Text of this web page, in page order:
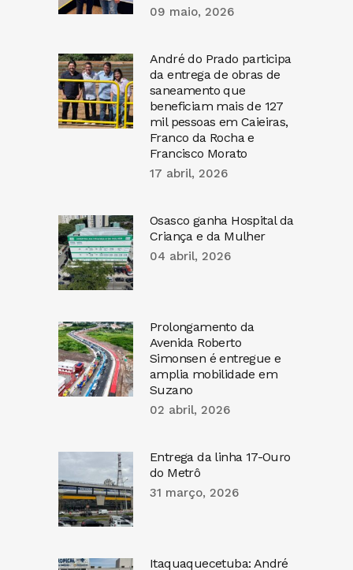
09 maio, 2026
André do Prado participa
da entrega de obras de
saneamento que
beneficiam mais de 127
mil pessoas em Caieiras,
Franco da Rocha e
Francisco Morato
17 abril, 2026
Osasco ganha Hospital da
Criança e da Mulher
04 abril, 2026
Prolongamento da
Avenida Roberto
Simonsen é entregue e
amplia mobilidade em
Suzano
02 abril, 2026
Entrega da linha 17-Ouro
do Metrô
31 março, 2026
Itaquaquecetuba: André